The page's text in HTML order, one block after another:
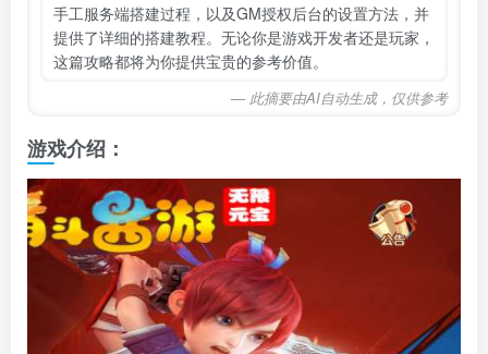
手工服务端搭建过程，以及GM授权后台的设置方法，并
提供了详细的搭建教程。无论你是游戏开发者还是玩家，
这篇攻略都将为你提供宝贵的参考价值。
— 此摘要由AI自动生成，仅供参考
游戏介绍：